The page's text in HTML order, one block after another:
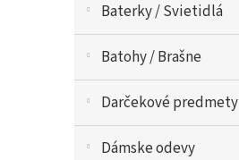
Baterky / Svietidlá
Batohy / Brašne
Darčekové predmety
Dámske odevy